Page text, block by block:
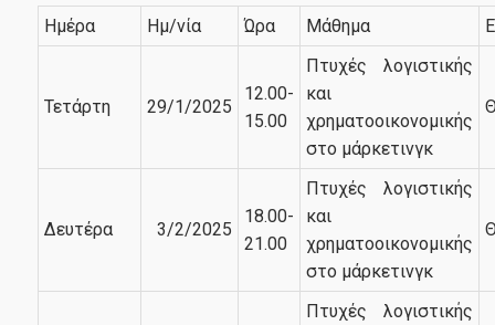
Σε ποιούς απευθύνεται
Διαδικασία αίτησης
Τέλη φοίτησης
Χρήσιμες Πληροφορίες
Ημέρα Ημ/νία Ώρα Μάθημα
Τετάρτη 29/1/2025
12.00-
15.00
Πτυχές λογιστικής
και
χρηματοοικονομικής
στο μάρκετινγκ
Δευτέρα 3/2/2025
18.00-
21.00
Πτυχές λογιστικής
και
χρηματοοικονομικής
στο μάρκετινγκ
Πτυχές λογιστικής